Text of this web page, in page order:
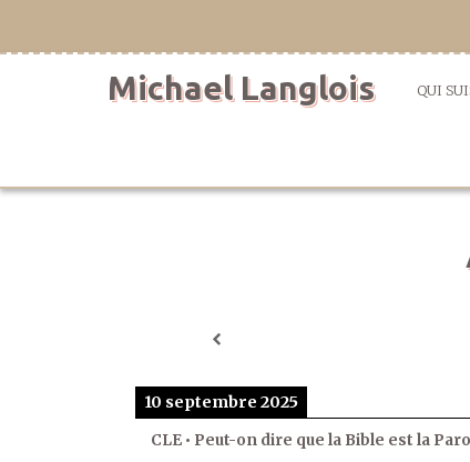
Michael Langlois QUI
10 septembre 2025
CLE • Peut-on dire que la Bible est la